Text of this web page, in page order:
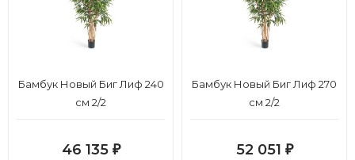
Бамбук Новый Биг Лиф 240
см 2/2
46 135 ₽
Бамбук Новый Биг Лиф 270
см 2/2
52 051 ₽